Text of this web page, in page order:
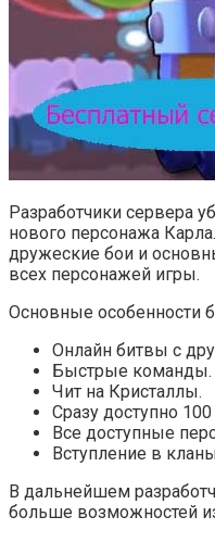
Разработчики сервера
нового персонажа
дружеские бои и
всех персонажей игры.
Основные особенности
Онлайн битвы с
Быстрые команды.
Чит на Кристаллы.
Сразу доступно
Все доступные
Вступление в
В дальнейшем
больше возможностей